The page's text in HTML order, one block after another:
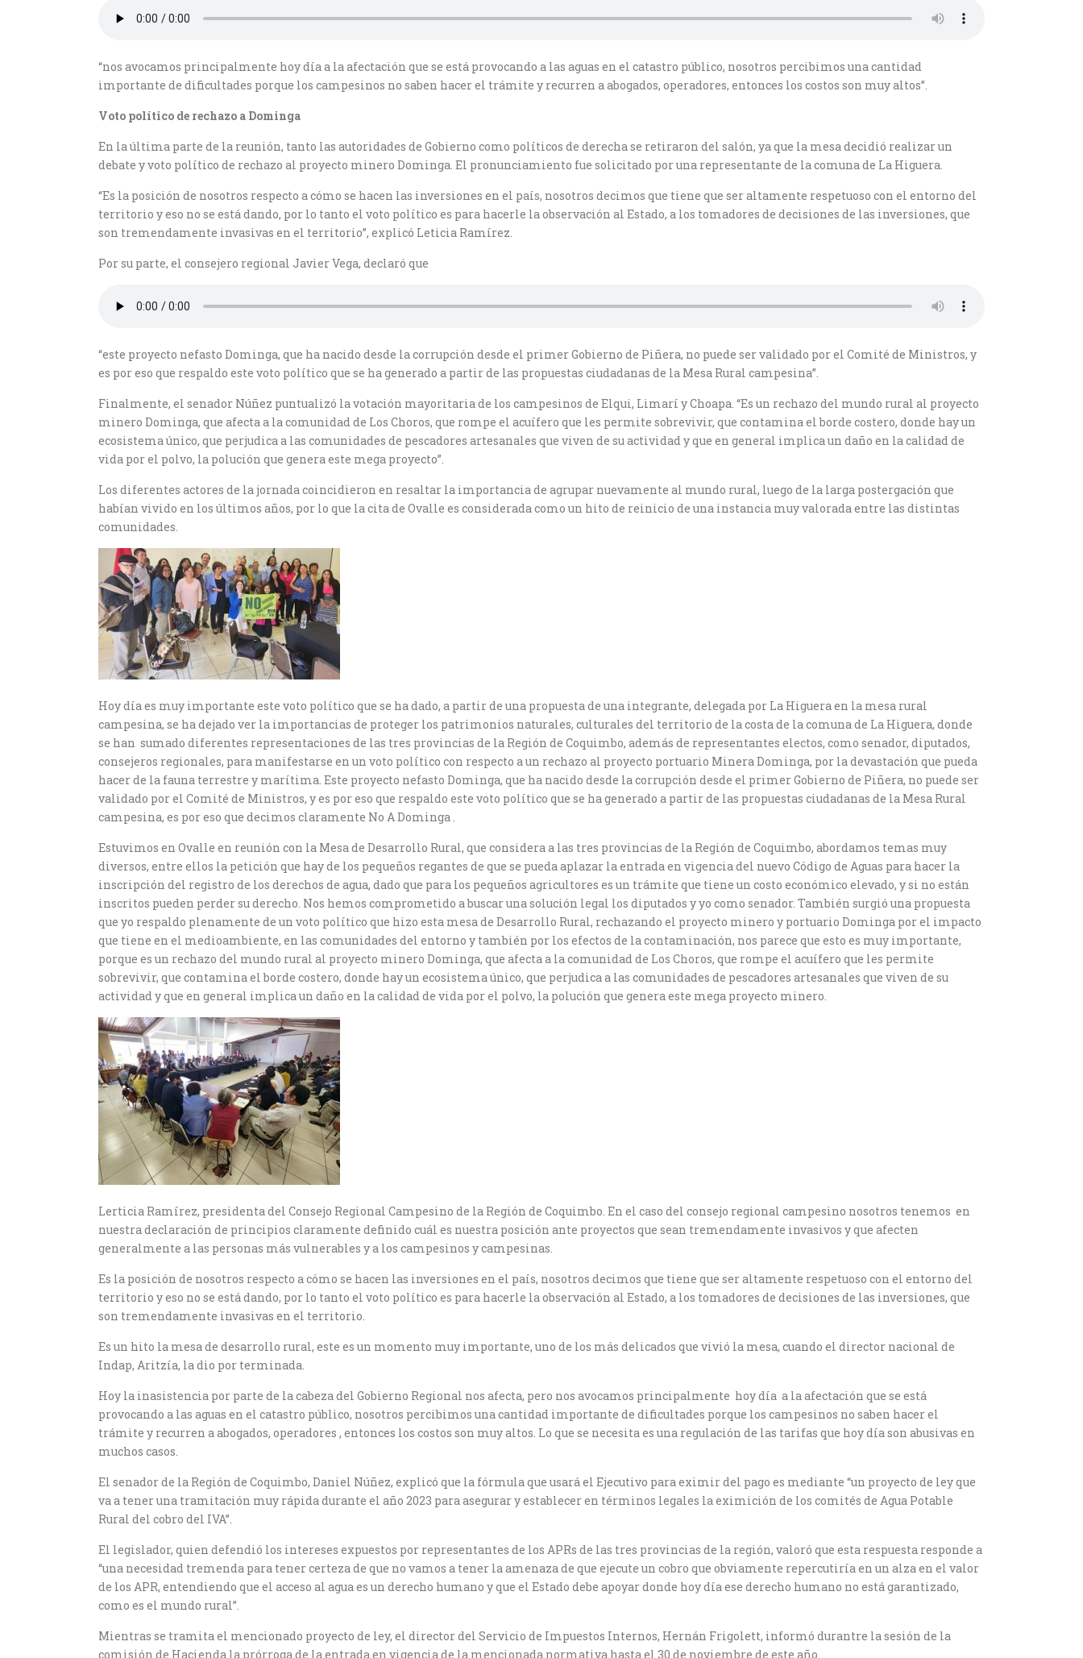
“nos avocamos principalmente hoy día a la afectación que se está provocando a las aguas en el catastro público, nosotros percibimos una cantidad
importante de dificultades porque los campesinos no saben hacer el trámite y recurren a abogados, operadores, entonces los costos son muy altos”.
Voto político de rechazo a Dominga
En la última parte de la reunión, tanto las autoridades de Gobierno como políticos de derecha se retiraron del salón, ya que la mesa decidió realizar un
debate y voto político de rechazo al proyecto minero Dominga. El pronunciamiento fue solicitado por una representante de la comuna de La Higuera.
“Es la posición de nosotros respecto a cómo se hacen las inversiones en el país, nosotros decimos que tiene que ser altamente respetuoso con el entorno del
territorio y eso no se está dando, por lo tanto el voto político es para hacerle la observación al Estado, a los tomadores de decisiones de las inversiones, que
son tremendamente invasivas en el territorio”, explicó Leticia Ramírez.
Por su parte, el consejero regional Javier Vega, declaró que
“este proyecto nefasto Dominga, que ha nacido desde la corrupción desde el primer Gobierno de Piñera, no puede ser validado por el Comité de Ministros, y
es por eso que respaldo este voto político que se ha generado a partir de las propuestas ciudadanas de la Mesa Rural campesina”.
Finalmente, el senador Núñez puntualizó la votación mayoritaria de los campesinos de Elqui, Limarí y Choapa. “Es un rechazo del mundo rural al proyecto
minero Dominga, que afecta a la comunidad de Los Choros, que rompe el acuífero que les permite sobrevivir, que contamina el borde costero, donde hay un
ecosistema único, que perjudica a las comunidades de pescadores artesanales que viven de su actividad y que en general implica un daño en la calidad de
vida por el polvo, la polución que genera este mega proyecto”.
Los diferentes actores de la jornada coincidieron en resaltar la importancia de agrupar nuevamente al mundo rural, luego de la larga postergación que
habían vivido en los últimos años, por lo que la cita de Ovalle es considerada como un hito de reinicio de una instancia muy valorada entre las distintas
comunidades.
Hoy día es muy importante este voto político que se ha dado, a partir de una propuesta de una integrante, delegada por La Higuera en la mesa rural
campesina, se ha dejado ver la importancias de proteger los patrimonios naturales, culturales del territorio de la costa de la comuna de La Higuera, donde
se han sumado diferentes representaciones de las tres provincias de la Región de Coquimbo, además de representantes electos, como senador, diputados,
consejeros regionales, para manifestarse en un voto político con respecto a un rechazo al proyecto portuario Minera Dominga, por la devastación que pueda
hacer de la fauna terrestre y marítima. Este proyecto nefasto Dominga, que ha nacido desde la corrupción desde el primer Gobierno de Piñera, no puede ser
validado por el Comité de Ministros, y es por eso que respaldo este voto político que se ha generado a partir de las propuestas ciudadanas de la Mesa Rural
campesina, es por eso que decimos claramente No A Dominga .
Estuvimos en Ovalle en reunión con la Mesa de Desarrollo Rural, que considera a las tres provincias de la Región de Coquimbo, abordamos temas muy
diversos, entre ellos la petición que hay de los pequeños regantes de que se pueda aplazar la entrada en vigencia del nuevo Código de Aguas para hacer la
inscripción del registro de los derechos de agua, dado que para los pequeños agricultores es un trámite que tiene un costo económico elevado, y si no están
inscritos pueden perder su derecho. Nos hemos comprometido a buscar una solución legal los diputados y yo como senador. También surgió una propuesta
que yo respaldo plenamente de un voto político que hizo esta mesa de Desarrollo Rural, rechazando el proyecto minero y portuario Dominga por el impacto
que tiene en el medioambiente, en las comunidades del entorno y también por los efectos de la contaminación, nos parece que esto es muy importante,
porque es un rechazo del mundo rural al proyecto minero Dominga, que afecta a la comunidad de Los Choros, que rompe el acuífero que les permite
sobrevivir, que contamina el borde costero, donde hay un ecosistema único, que perjudica a las comunidades de pescadores artesanales que viven de su
actividad y que en general implica un daño en la calidad de vida por el polvo, la polución que genera este mega proyecto minero.
Lerticia Ramírez, presidenta del Consejo Regional Campesino de la Región de Coquimbo. En el caso del consejo regional campesino nosotros tenemos en
nuestra declaración de principios claramente definido cuál es nuestra posición ante proyectos que sean tremendamente invasivos y que afecten
generalmente a las personas más vulnerables y a los campesinos y campesinas.
Es la posición de nosotros respecto a cómo se hacen las inversiones en el país, nosotros decimos que tiene que ser altamente respetuoso con el entorno del
territorio y eso no se está dando, por lo tanto el voto político es para hacerle la observación al Estado, a los tomadores de decisiones de las inversiones, que
son tremendamente invasivas en el territorio.
Es un hito la mesa de desarrollo rural, este es un momento muy importante, uno de los más delicados que vivió la mesa, cuando el director nacional de
Indap, Aritzía, la dio por terminada.
Hoy la inasistencia por parte de la cabeza del Gobierno Regional nos afecta, pero nos avocamos principalmente hoy día a la afectación que se está
provocando a las aguas en el catastro público, nosotros percibimos una cantidad importante de dificultades porque los campesinos no saben hacer el
trámite y recurren a abogados, operadores , entonces los costos son muy altos. Lo que se necesita es una regulación de las tarifas que hoy día son abusivas en
muchos casos.
El senador de la Región de Coquimbo, Daniel Núñez, explicó que la fórmula que usará el Ejecutivo para eximir del pago es mediante “un proyecto de ley que
va a tener una tramitación muy rápida durante el año 2023 para asegurar y establecer en términos legales la eximición de los comités de Agua Potable
Rural del cobro del IVA”.
El legislador, quien defendió los intereses expuestos por representantes de los APRs de las tres provincias de la región, valoró que esta respuesta responde a
“una necesidad tremenda para tener certeza de que no vamos a tener la amenaza de que ejecute un cobro que obviamente repercutiría en un alza en el valor
de los APR, entendiendo que el acceso al agua es un derecho humano y que el Estado debe apoyar donde hoy día ese derecho humano no está garantizado,
como es el mundo rural”.
Mientras se tramita el mencionado proyecto de ley, el director del Servicio de Impuestos Internos, Hernán Frigolett, informó durantre la sesión de la
comisión de Hacienda la prórroga de la entrada en vigencia de la mencionada normativa hasta el 30 de noviembre de este año.